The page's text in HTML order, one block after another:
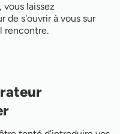
laissez
de s'ouvrir à vous sur
rencontre.